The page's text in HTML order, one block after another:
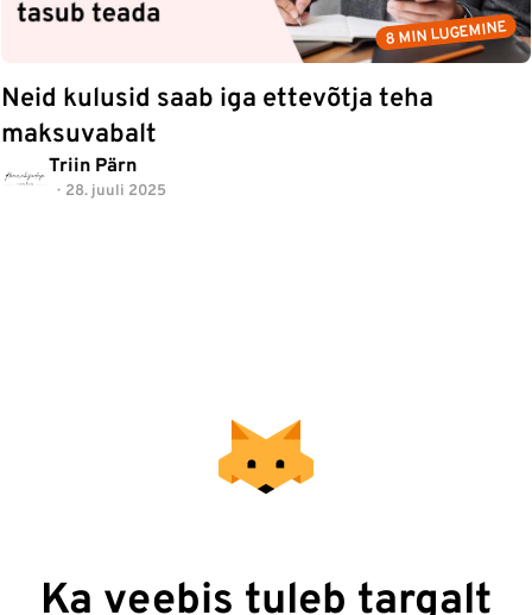
8 MIN LUGEMINE
Neid kulusid saab iga ettevõtja teha
maksuvabalt
Triin Pärn
28. juuli 2025
Ka veebis tuleb targalt